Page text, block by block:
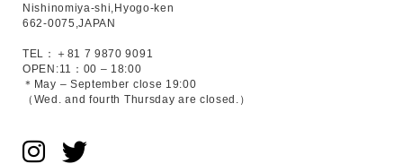
Nishinomiya-shi,Hyogo-ken
662-0075,JAPAN
TEL：＋81 7 9870 9091
OPEN:11：00 – 18:00
＊May – September close 19:00
（Wed. and fourth Thursday are closed.）